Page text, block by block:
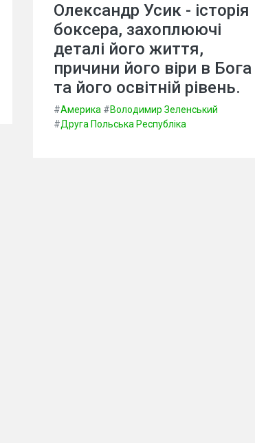
Олександр Усик - історія
боксера, захоплюючі
деталі його життя,
причини його віри в Бога
та його освітній рівень.
#Америка #Володимир Зеленський
#Друга Польська Республіка